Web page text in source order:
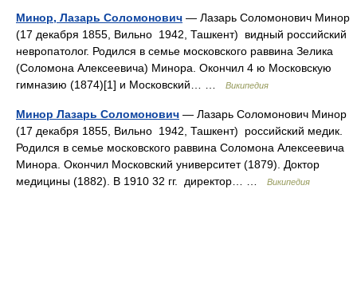
Минор, Лазарь Соломонович — Лазарь Соломонович Минор
(17 декабря 1855, Вильно 1942, Ташкент) видный российский
невропатолог. Родился в семье московского раввина Зелика
(Соломона Алексеевича) Минора. Окончил 4 ю Московскую
гимназию (1874)[1] и Московский… …
Википедия
Минор Лазарь Соломонович — Лазарь Соломонович Минор
(17 декабря 1855, Вильно 1942, Ташкент) российский медик.
Родился в семье московского раввина Соломона Алексеевича
Минора. Окончил Московский университет (1879). Доктор
медицины (1882). В 1910 32 гг. директор… …
Википедия